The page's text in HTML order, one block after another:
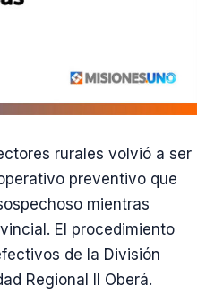
rurales volvió a ser
preventivo que
mientras
El procedimiento
de la División
Regional II Oberá.